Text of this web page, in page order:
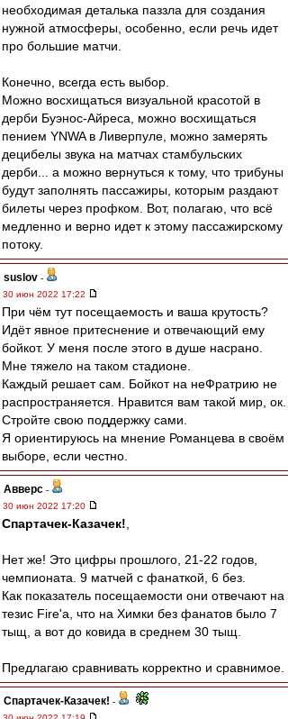
необходимая деталька паззла для создания
нужной атмосферы, особенно, если речь идет
про большие матчи.
Конечно, всегда есть выбор.
Можно восхищаться визуальной красотой в
дерби Буэнос-Айреса, можно восхищаться
пением YNWA в Ливерпуле, можно замерять
децибелы звука на матчах стамбульских
дерби... а можно вернуться к тому, что трибуны
будут заполнять пассажиры, которым раздают
билеты через профком. Вот, полагаю, что всё
медленно и верно идет к этому пассажирскому
потоку.
suslov -
30 июн 2022 17:22
При чём тут посещаемость и ваша крутость?
Идёт явное притеснение и отвечающий ему
бойкот. У меня после этого в душе насрано.
Мне тяжело на таком стадионе.
Каждый решает сам. Бойкот на неФратрию не
распространяется. Нравится вам такой мир, ок.
Стройте свою поддержку сами.
Я ориентируюсь на мнение Романцева в своём
выборе, если честно.
Авверс -
30 июн 2022 17:20
Спартачек-Казачек!
Нет же! Это цифры прошлого, 21-22 годов,
чемпионата. 9 матчей с фанаткой, 6 без.
Как показатель посещаемости они отвечают на
тезис Fire'a, что на Химки без фанатов было 7
тыщ, а вот до ковида в среднем 30 тыщ.
Предлагаю сравнивать корректно и сравнимое.
Спартачек-Казачек! -